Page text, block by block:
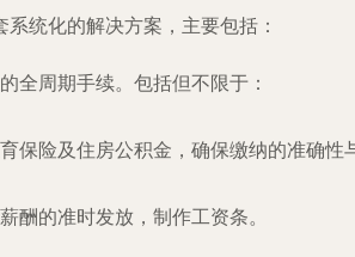
统化的解决方案，主要包括：
全周期手续。包括但不限于：
保险及住房公积金，确保缴纳的准确
酬的准时发放，制作工资条。